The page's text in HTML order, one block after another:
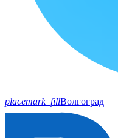
placemark_fillВолгоград